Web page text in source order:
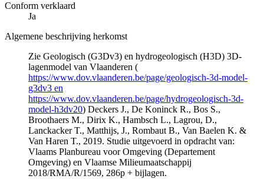
Conform verklaard
Ja
Algemene beschrijving herkomst
Zie Geologisch (G3Dv3) en hydrogeologisch (H3D) 3D-
lagenmodel van Vlaanderen (
https://www.dov.vlaanderen.be/page/geologisch-3d-model-
g3dv3 en
https://www.dov.vlaanderen.be/page/hydrogeologisch-3d-
model-h3dv20) Deckers J., De Koninck R., Bos S.,
Broothaers M., Dirix K., Hambsch L., Lagrou, D.,
Lanckacker T., Matthijs, J., Rombaut B., Van Baelen K. &
Van Haren T., 2019. Studie uitgevoerd in opdracht van:
Vlaams Planbureau voor Omgeving (Departement
Omgeving) en Vlaamse Milieumaatschappij
2018/RMA/R/1569, 286p + bijlagen.